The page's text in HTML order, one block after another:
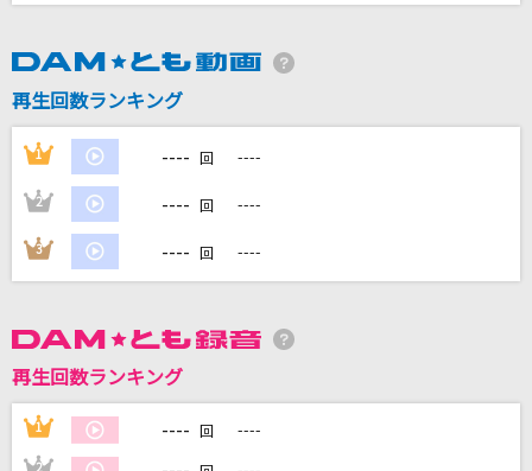
Hump Back
メクルメ
初星学園
[生音]インフェルノ(アニメ映像 Ver.)
Mrs. GREEN APPLE
Every Little Thing
恋するフォーチュンクッキー
AKB48
再生回数ランキング
1 ---- 回 ----
2 ---- 回 ----
3 ---- 回 ----
再生回数ランキング
1 ---- 回 ----
2